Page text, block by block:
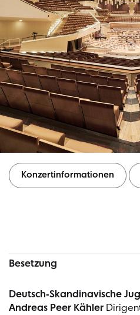
Konzertinformationen
Besetzung
Deutsch-Skandinavische
Andreas Peer Kähler